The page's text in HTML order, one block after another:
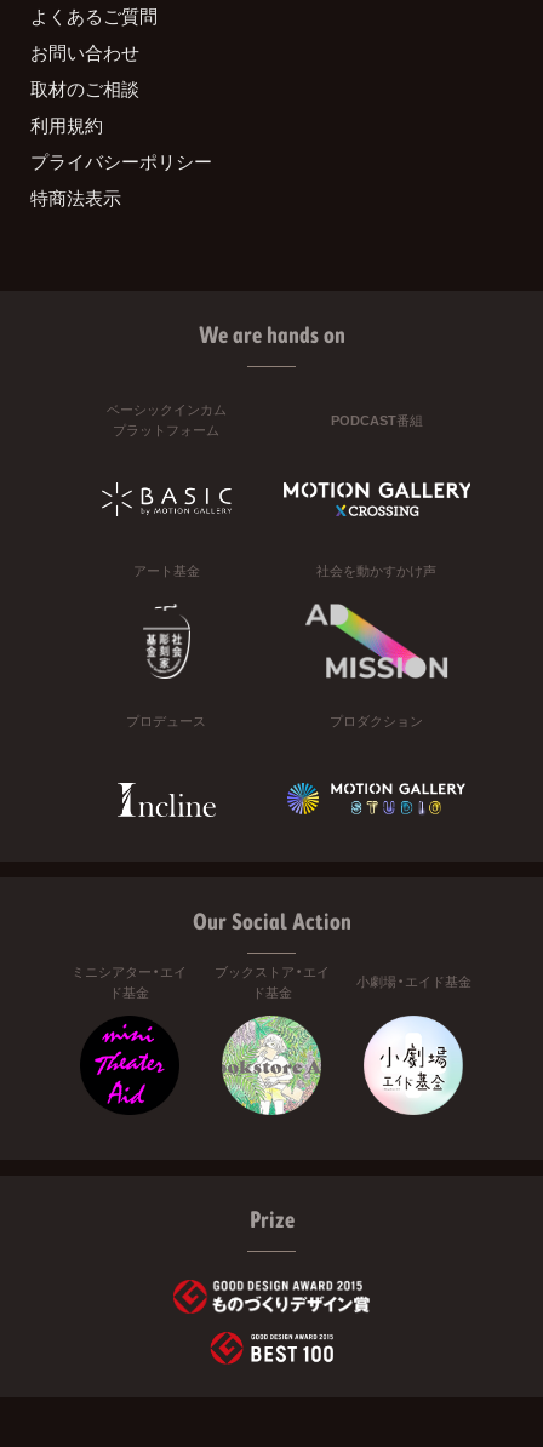
よくあるご質問
お問い合わせ
取材のご相談
利用規約
プライバシーポリシー
特商法表示
We are hands on
ベーシックインカム
プラットフォーム
PODCAST番組
アート基金 社会を動かすかけ声
プロデュース プロダクション
Our Social Action
ミニシアター・エイ
ド基金
ブックストア・エイ
ド基金
小劇場・エイド基金
Prize